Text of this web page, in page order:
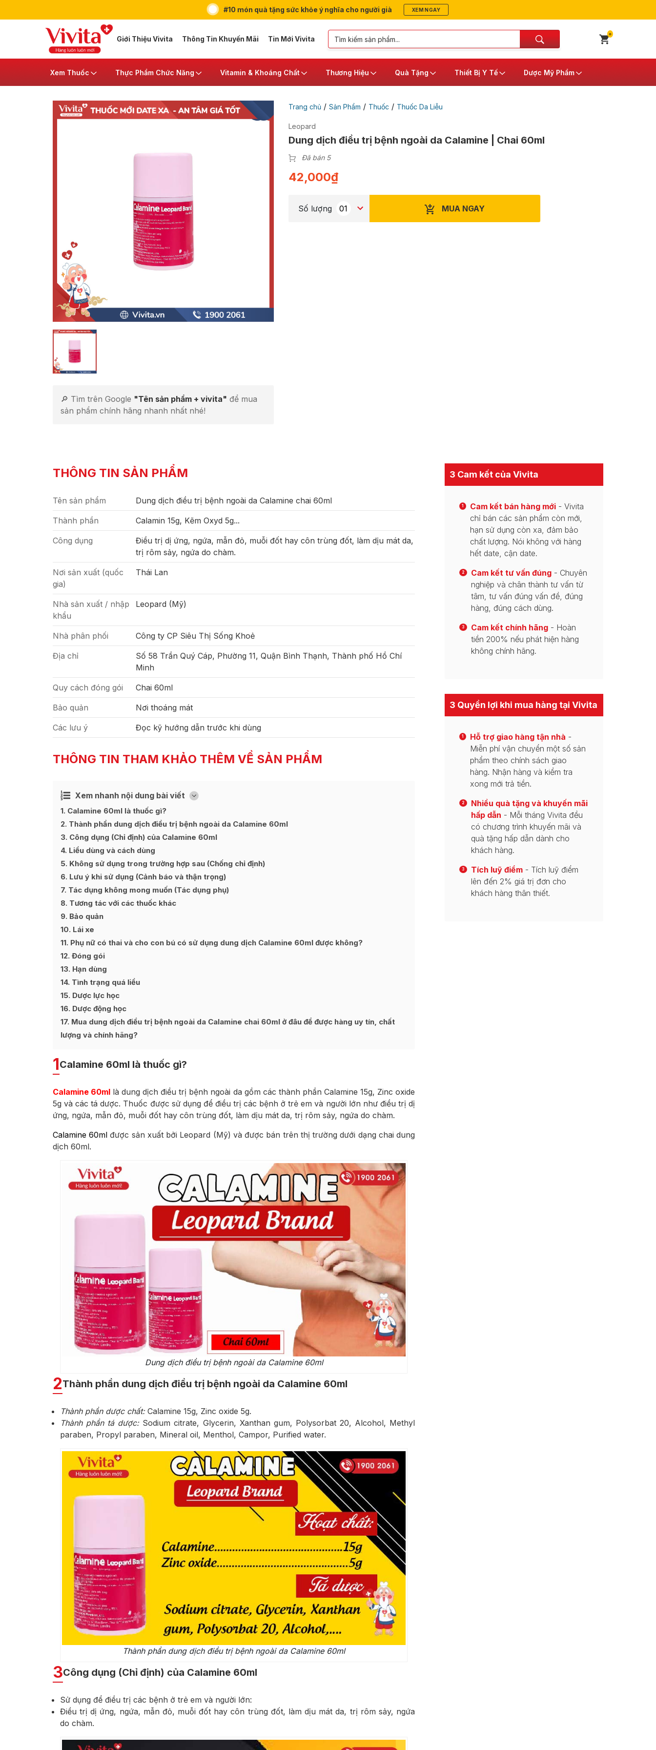
#10 món quà tặng sức khỏe ý nghĩa cho người già XEM NGAY
Giới Thiệu Vivita Thông Tin Khuyến Mãi Tin Mới Vivita
0
Xem Thuốc Thực Phẩm Chức Năng Vitamin & Khoáng Chất Thương Hiệu Quà Tặng Thiết Bị Y Tế Dược Mỹ Phẩm
🔎 Tìm trên Google "Tên sản phẩm + vivita" để mua
sản phẩm chính hãng nhanh nhất nhé!
Trang chủ/ Sản Phẩm / Thuốc / Thuốc Da Liễu
Leopard
Dung dịch điều trị bệnh ngoài da Calamine | Chai 60ml
Đã bán 5
42,000₫
Số lượng MUA NGAY
THÔNG TIN SẢN PHẨM
Tên sản phẩm Dung dịch điều trị bệnh ngoài da Calamine chai 60ml
Thành phần Calamin 15g, Kẽm Oxyd 5g...
Công dụng
Điều trị dị ứng, ngứa, mẫn đỏ, muỗi đốt hay côn trùng đốt, làm dịu mát da,
trị rôm sảy, ngứa do chàm.
Nơi sản xuất (quốc
gia)
Thái Lan
Nhà sản xuất / nhập
khẩu
Leopard (Mỹ)
Nhà phân phối Công ty CP Siêu Thị Sống Khoẻ
Địa chỉ
Số 58 Trần Quý Cáp, Phường 11, Quận Bình Thạnh, Thành phố Hồ Chí
Minh
Quy cách đóng gói Chai 60ml
Bảo quản Nơi thoáng mát
Các lưu ý Đọc kỹ hướng dẫn trước khi dùng
THÔNG TIN THAM KHẢO THÊM VỀ SẢN PHẨM
Xem nhanh nội dung bài viết [
Ẩn
1 Calamine 60ml là thuốc gì?
2 Thành phần dung dịch điều trị bệnh ngoài da Calamine 60ml
3 Công dụng (Chỉ định) của Calamine 60ml
4 Liều dùng và cách dùng
5 Không sử dụng trong trường hợp sau (Chống chỉ định)
6 Lưu ý khi sử dụng (Cảnh báo và thận trọng)
7 Tác dụng không mong muốn (Tác dụng phụ)
8 Tương tác với các thuốc khác
9 Bảo quản
10 Lái xe
11 Phụ nữ có thai và cho con bú có sử dụng dung dịch Calamine 60ml được không?
12 Đóng gói
13 Hạn dùng
14 Tình trạng quá liều
15 Dược lực học
16 Dược động học
17 Mua dung dịch điều trị bệnh ngoài da Calamine chai 60ml ở đâu để được hàng uy tín, chất
lượng và chính hãng?
1Calamine 60ml là thuốc gì?
Calamine 60ml là dung dịch điều trị bệnh ngoài da gồm các thành phần Calamine 15g, Zinc oxide
5g và các tá dược. Thuốc được sử dụng để điều trị các bệnh ở trẻ em và người lớn như điều trị dị
ứng, ngứa, mẫn đỏ, muỗi đốt hay côn trùng đốt, làm dịu mát da, trị rôm sảy, ngứa do chàm.
Calamine 60mlđược sản xuất bởi Leopard (Mỹ) và được bán trên thị trường dưới dạng chai dung
dịch 60ml.
Dung dịch điều trị bệnh ngoài da Calamine 60ml
2Thành phần dung dịch điều trị bệnh ngoài da Calamine 60ml
Thành phần dược chất:Calamine 15g, Zinc oxide 5g.
Thành phần tá dược: Sodium citrate, Glycerin, Xanthan gum, Polysorbat 20, Alcohol, Methyl
paraben, Propyl paraben, Mineral oil, Menthol, Campor, Purified water.
Thành phần dung dịch điều trị bệnh ngoài da Calamine 60ml
3Công dụng (Chỉ định) của Calamine 60ml
Sử dụng để điều trị các bệnh ở trẻ em và người lớn:
Điều trị dị ứng, ngứa, mẫn đỏ, muỗi đốt hay côn trùng đốt, làm dịu mát da, trị rôm sảy, ngứa
do chàm.
3 Cam kết của Vivita
1 Cam kết bán hàng mới - Vivita
chỉ bán các sản phẩm còn mới,
hạn sử dụng còn xa, đảm bảo
chất lượng. Nói không với hàng
hết date, cận date.
2 Cam kết tư vấn đúng - Chuyên
nghiệp và chân thành tư vấn từ
tâm, tư vấn đúng vấn đề, đúng
hàng, đúng cách dùng.
3 Cam kết chính hãng - Hoàn
tiền 200% nếu phát hiện hàng
không chính hãng.
3 Quyền lợi khi mua hàng tại Vivita
1 Hỗ trợ giao hàng tận nhà -
Miễn phí vận chuyển một số sản
phẩm theo chính sách giao
hàng. Nhận hàng và kiểm tra
xong mới trả tiền.
2
Nhiều quà tặng và khuyến mãi
hấp dẫn - Mỗi tháng Vivita đều
có chương trình khuyến mãi và
quà tặng hấp dẫn dành cho
khách hàng.
3 Tích luỹ điểm - Tích luỹ điểm
lên đến 2% giá trị đơn cho
khách hàng thân thiết.